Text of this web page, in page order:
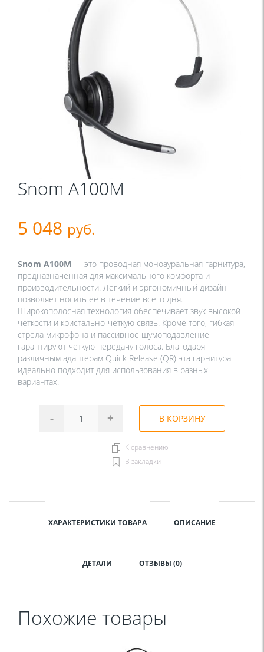
Snom A100M
5 048 руб.
Snom A100M — это проводная моноауральная гарнитура,
предназначенная для максимального комфорта и
производительности. Легкий и эргономичный дизайн
позволяет носить ее в течение всего дня.
Широкополосная технология обеспечивает звук высокой
четкости и кристально-четкую связь. Кроме того, гибкая
стрела микрофона и пассивное шумоподавление
гарантируют четкую передачу голоса. Благодаря
различным адаптерам Quick Release (QR) эта гарнитура
идеально подходит для использования в разных
вариантах.
- + В КОРЗИНУ
К сравнению
В закладки
ХАРАКТЕРИСТИКИ ТОВАРА ОПИСАНИЕ
ДЕТАЛИ ОТЗЫВЫ (0)
Похожие товары